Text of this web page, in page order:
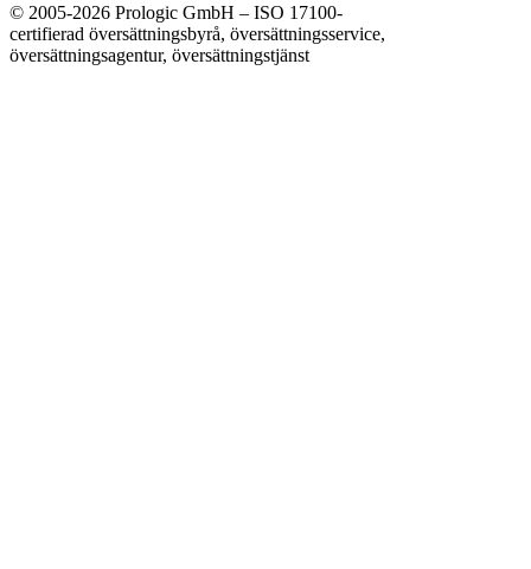
© 2005-2026 Prologic GmbH – ISO 17100-
certifierad översättningsbyrå, översättningsservice,
översättningsagentur, översättningstjänst